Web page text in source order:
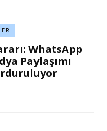
WhatsApp
Paylaşımı